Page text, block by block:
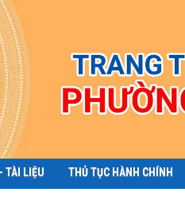
TÀI LIỆU THỦ TỤC HÀNH CHÍNH